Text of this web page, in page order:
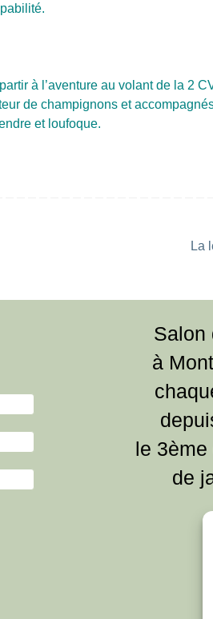
à l’aventure au volant de la 2
de champignons et
et loufoque.
La
Salon
à
le 3ème
de